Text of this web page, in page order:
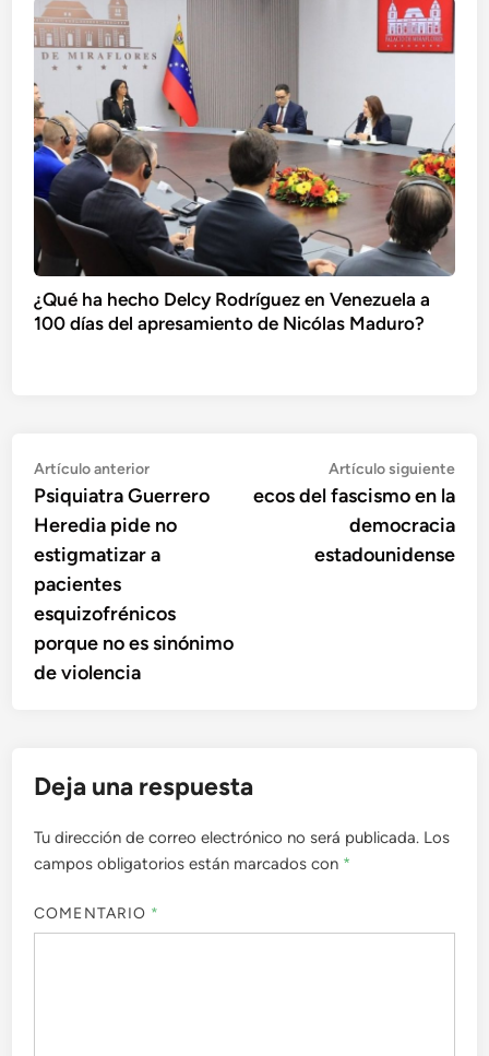
¿Qué ha hecho Delcy Rodríguez en Venezuela a
100 días del apresamiento de Nicólas Maduro?
Navegación
de
entradas
Artículo anteriorArtículo
anterior:
Psiquiatra Guerrero
Heredia pide no
estigmatizar a
pacientes
esquizofrénicos
porque no es sinónimo
de violencia
Artículo siguiente
ecos del fascismo en la
democracia
estadounidense
Deja una respuesta
Tu dirección de correo electrónico no será publicada. Los
campos obligatorios están marcados con *
COMENTARIO *